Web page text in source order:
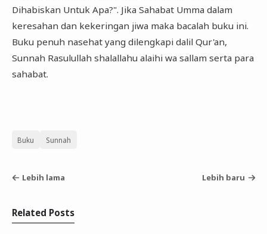
Dihabiskan Untuk Apa?". Jika Sahabat Umma dalam
keresahan dan kekeringan jiwa maka bacalah buku ini.
Buku penuh nasehat yang dilengkapi dalil Qur'an,
Sunnah Rasulullah shalallahu alaihi wa sallam serta para
sahabat.
Buku Sunnah
Lebih lama Lebih baru
Related Posts